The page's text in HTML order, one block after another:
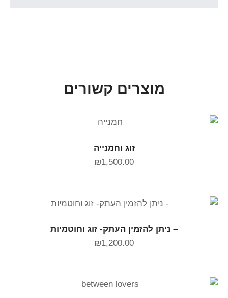
מוצרים קשורים
הוספה לסל
זוג וחמנייה
₪1,500.00
הוספה לסל
– ניתן להזמין העתק- זוג וחוטמיות
₪1,200.00